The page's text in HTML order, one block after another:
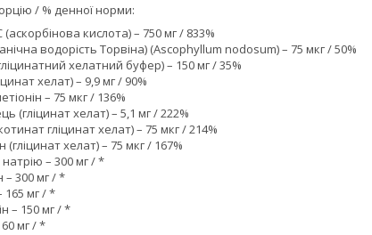
/ % денної норми:
(аскорбінова кислота) – 750 мг / 833%
водорість Торвіна) (Ascophyllum nodosum) – 75 мкг / 50%
хелатний буфер) – 150 мг / 35%
хелат) – 9,9 мг / 90%
– 75 мкг / 136%
(гліцинат хелат) – 5,1 мг / 222%
гліцинат хелат) – 75 мкг / 214%
(гліцинат хелат) – 75 мкг / 167%
натрію – 300 мг / *
– 300 мг / *
165 мг / *
– 150 мг / *
60 мг / *